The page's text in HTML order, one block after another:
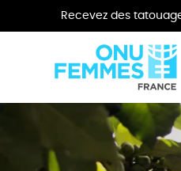
Recevez des